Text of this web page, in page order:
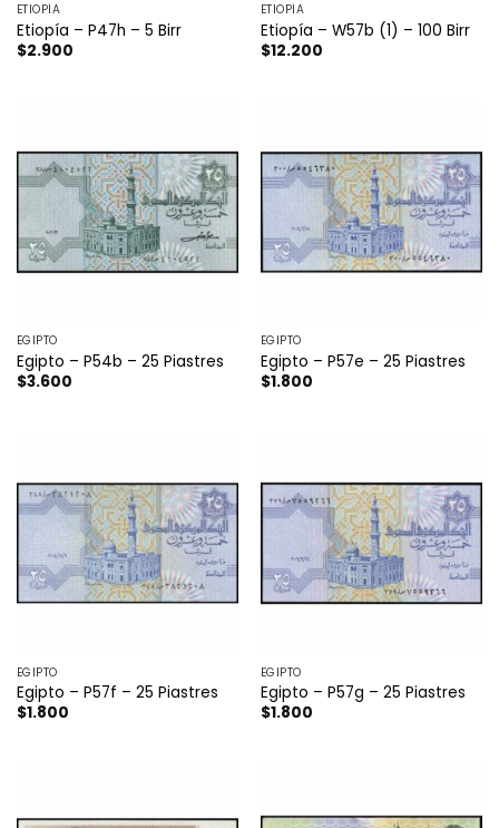
ETIOPÍA
Etiopía – P47h – 5 Birr
$2.900
ETIOPÍA
Etiopía – W57b (1) – 100 Birr
$12.200
EGIPTO
Egipto – P54b – 25 Piastres
$3.600
EGIPTO
Egipto – P57e – 25 Piastres
$1.800
EGIPTO
Egipto – P57f – 25 Piastres
$1.800
EGIPTO
Egipto – P57g – 25 Piastres
$1.800